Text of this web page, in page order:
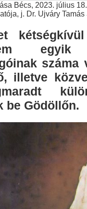
Bécs, 2023. július
j. Dr. Ujváry
egyik
száma
illetve
be Gödöllőn.